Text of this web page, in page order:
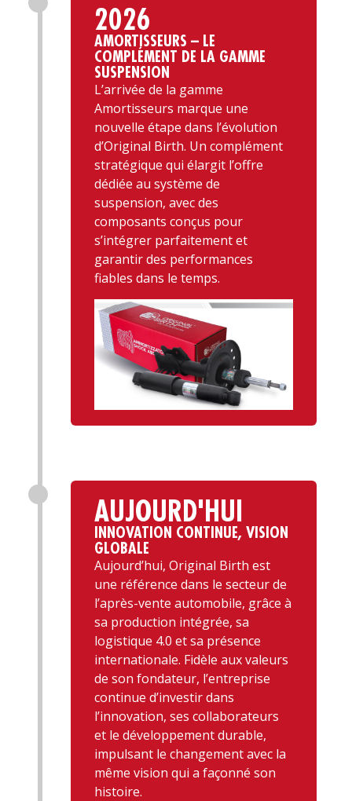
2026
AMORTISSEURS – LE
COMPLÉMENT DE LA GAMME
SUSPENSION
L’arrivée de la gamme
Amortisseurs marque une
nouvelle étape dans l’évolution
d’Original Birth. Un complément
stratégique qui élargit l’offre
dédiée au système de
suspension, avec des
composants conçus pour
s’intégrer parfaitement et
garantir des performances
fiables dans le temps.
AUJOURD'HUI
INNOVATION CONTINUE, VISION
GLOBALE
Aujourd’hui, Original Birth est
une référence dans le secteur de
l’après-vente automobile, grâce à
sa production intégrée, sa
logistique 4.0 et sa présence
internationale. Fidèle aux valeurs
de son fondateur, l’entreprise
continue d’investir dans
l’innovation, ses collaborateurs
et le développement durable,
impulsant le changement avec la
même vision qui a façonné son
histoire.